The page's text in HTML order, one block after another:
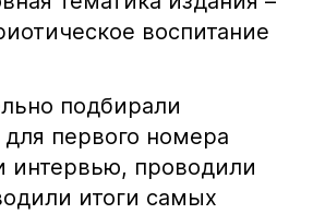
воспитание
подбирали
первого номера
интервью, проводили
итоги самых